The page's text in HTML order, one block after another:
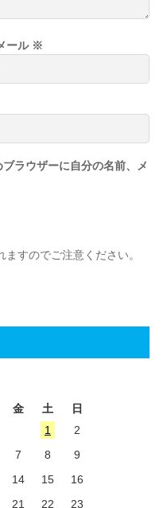
ール ※
ラウザーに自分の名前、メ
すのでご注意ください。
金 土
日
1
2
7 8
9
14 15
16
21 22
23